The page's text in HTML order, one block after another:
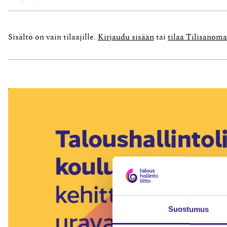
Suostumus
kohdeyhtiön (asunto-osakeyhtiön)
suhteellinen velkaosuus...
Sisältö on vain tilaajille. Kirjaudu sisään tai tilaa